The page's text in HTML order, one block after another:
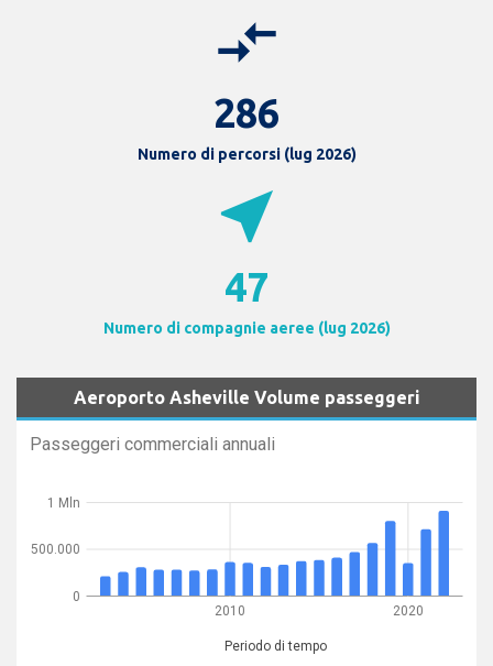
compare_arrows
286
Numero di percorsi (lug 2026)
near_me
47
Numero di compagnie aeree (lug 2026)
Aeroporto Asheville Volume passeggeri
Passeggeri commerciali annuali
2010 2020
Periodo di tempo
0
500.000
1 Mln